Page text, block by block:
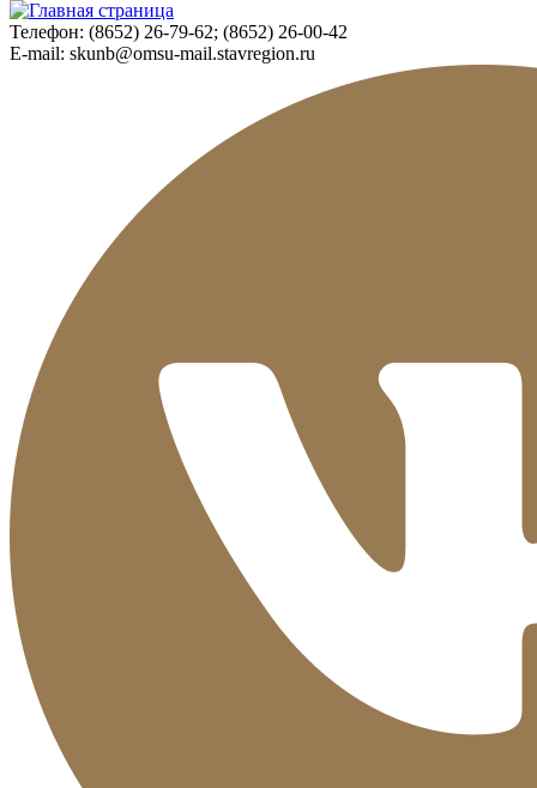
Телефон: (8652) 26-79-62; (8652) 26-00-42
E-mail: skunb@omsu-mail.stavregion.ru